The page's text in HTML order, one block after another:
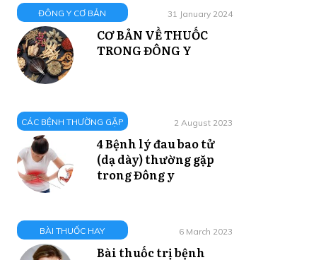
ĐÔNG Y CƠ BẢN 31 January 2024
CƠ BẢN VỀ THUỐC
TRONG ĐÔNG Y
CÁC BỆNH THƯỜNG GẶP 2 August 2023
4 Bệnh lý đau bao tử
(dạ dày) thường gặp
trong Đông y
BÀI THUỐC HAY 6 March 2023
Bài thuốc trị bệnh